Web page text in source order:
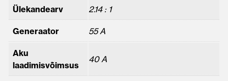
Ülekandearv 2.14 : 1
Generaator 55 A
Aku
laadimisvõimsus
40 A